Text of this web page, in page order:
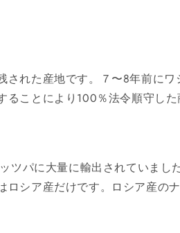
れた産地です。７〜8年前に
ことにより100％法令順守した
ツパに大量に輸出されていまし
シア産だけです。ロシア産の